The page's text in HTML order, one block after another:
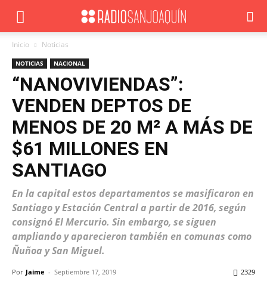
Inicio Noticias
NOTICIAS NACIONAL
“NANOVIVIENDAS”:
VENDEN DEPTOS DE
MENOS DE 20 M² A MÁS DE
$61 MILLONES EN
SANTIAGO
En la capital estos departamentos se masificaron en
Santiago y Estación Central a partir de 2016, según
consignó El Mercurio. Sin embargo, se siguen
ampliando y aparecieron también en comunas como
Ñuñoa y San Miguel.
Por Jaime - Septiembre 17, 2019 2329